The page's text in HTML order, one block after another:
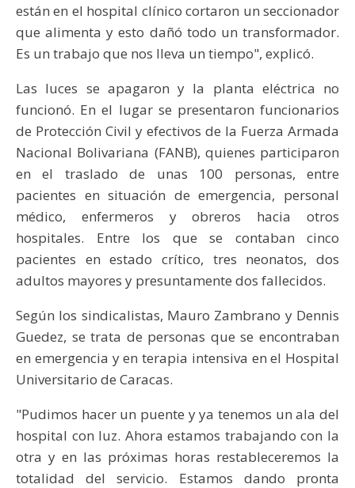
están en el hospital clínico cortaron un seccionador
que alimenta y esto dañó todo un transformador.
Es un trabajo que nos lleva un tiempo", explicó.
Las luces se apagaron y la planta eléctrica no
funcionó. En el lugar se presentaron funcionarios
de Protección Civil y efectivos de la Fuerza Armada
Nacional Bolivariana (FANB), quienes participaron
en el traslado de unas 100 personas, entre
pacientes en situación de emergencia, personal
médico, enfermeros y obreros hacia otros
hospitales. Entre los que se contaban cinco
pacientes en estado crítico, tres neonatos, dos
adultos mayores y presuntamente dos fallecidos.
Según los sindicalistas, Mauro Zambrano y Dennis
Guedez, se trata de personas que se encontraban
en emergencia y en terapia intensiva en el Hospital
Universitario de Caracas.
"Pudimos hacer un puente y ya tenemos un ala del
hospital con luz. Ahora estamos trabajando con la
otra y en las próximas horas restableceremos la
totalidad del servicio. Estamos dando pronta